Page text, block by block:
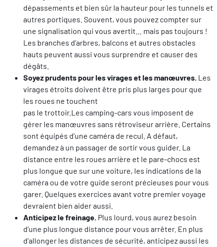
dépassements et bien sûr la hauteur pour les tunnels et
autres portiques. Souvent, vous pouvez compter sur
une signalisation qui vous avertit… mais pas toujours !
Les branches d’arbres, balcons et autres obstacles
hauts peuvent aussi vous surprendre et causer des
dégâts.
Soyez prudents pour les virages et les manœuvres. Les
virages étroits doivent être pris plus larges pour que
les roues ne touchent
pas le trottoir.Les camping-cars vous imposent de
gérer les manœuvres sans rétroviseur arrière. Certains
sont équipés d’une caméra de recul. A défaut,
demandez à un passager de sortir vous guider. La
distance entre les roues arrière et le pare-chocs est
plus longue que sur une voiture, les indications de la
caméra ou de votre guide seront précieuses pour vous
garer. Quelques exercices avant votre premier voyage
devraient bien aider aussi.
Anticipez le freinage. Plus lourd, vous aurez besoin
d’une plus longue distance pour vous arrêter. En plus
d’allonger les distances de sécurité, anticipez aussi les